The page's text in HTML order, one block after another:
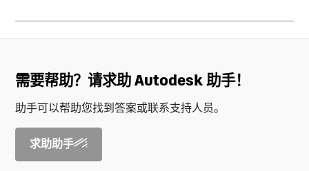
需要帮助？请求助 Autodesk 助手！
助手可以帮助您找到答案或联系支持人员。
求助助手